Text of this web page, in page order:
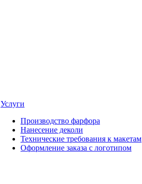
Услуги
Производство фарфора
Нанесение деколи
Технические требования к макетам
Оформление заказа с логотипом